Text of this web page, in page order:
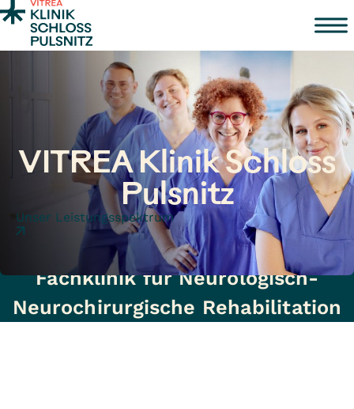
Zum Inhalt springen
VITREA Klinik Schloss
Pulsnitz
Unser Leistungsspektrum
Fachklinik für Neurologisch-
Neurochirurgische Rehabilitation